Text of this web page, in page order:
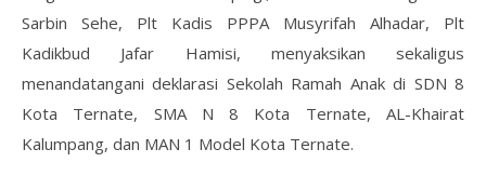
Sarbin Sehe, Plt Kadis PPPA Musyrifah Alhadar, Plt
Kadikbud Jafar Hamisi, menyaksikan sekaligus
menandatangani deklarasi Sekolah Ramah Anak di SDN 8
Kota Ternate, SMA N 8 Kota Ternate, AL-Khairat
Kalumpang, dan MAN 1 Model Kota Ternate.